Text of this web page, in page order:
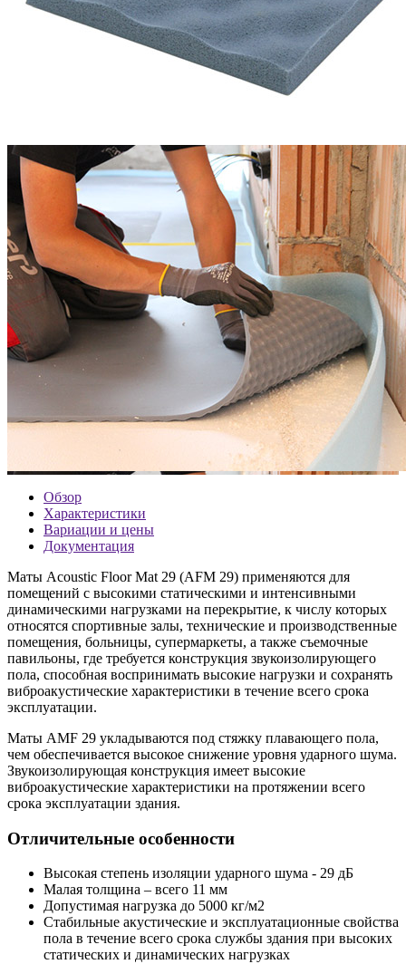
Обзор
Характеристики
Вариации и цены
Документация
Маты Acoustic Floor Mat 29 (AFM 29) применяются для
помещений с высокими статическими и интенсивными
динамическими нагрузками на перекрытие, к числу которых
относятся спортивные залы, технические и производственные
помещения, больницы, супермаркеты, а также съемочные
павильоны, где требуется конструкция звукоизолирующего
пола, способная воспринимать высокие нагрузки и сохранять
виброакустические характеристики в течение всего срока
эксплуатации.
Маты AMF 29 укладываются под стяжку плавающего пола,
чем обеспечивается высокое снижение уровня ударного шума.
Звукоизолирующая конструкция имеет высокие
виброакустические характеристики на протяжении всего
срока эксплуатации здания.
Отличительные особенности
Высокая степень изоляции ударного шума - 29 дБ
Малая толщина – всего 11 мм
Допустимая нагрузка до 5000 кг/м2
Стабильные акустические и эксплуатационные свойства
пола в течение всего срока службы здания при высоких
статических и динамических нагрузках